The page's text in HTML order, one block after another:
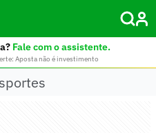
Fale com o assistente.
Aposta não é investimento